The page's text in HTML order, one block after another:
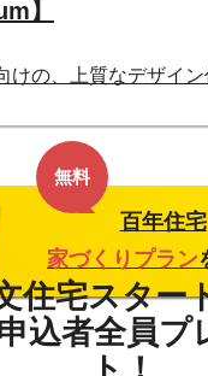
】
けの、上質なデザイン
無料
百年住宅
家づくりプラン